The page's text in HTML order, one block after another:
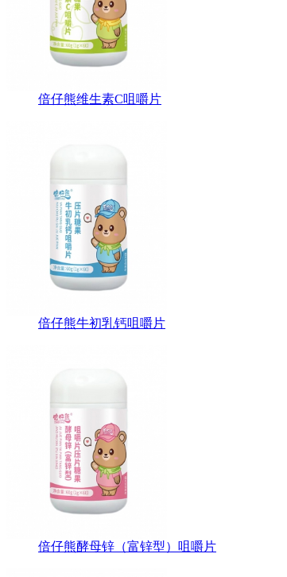
倍仔熊维生素C咀嚼片
倍仔熊牛初乳钙咀嚼片
倍仔熊酵母锌（富锌型）咀嚼片